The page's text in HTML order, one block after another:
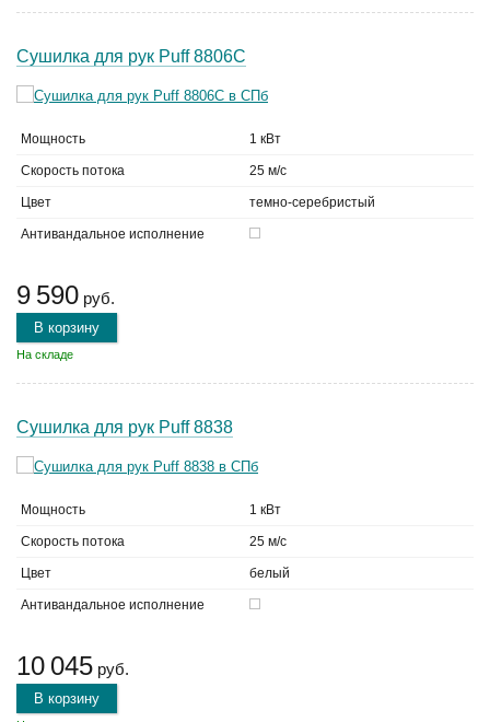
Сушилка для рук Puff 8806C
Мощность 1 кВт
Скорость потока 25 м/с
Цвет темно-серебристый
Антивандальное исполнение
9 590 руб.
В корзину
На складе
Сушилка для рук Puff 8838
Мощность 1 кВт
Скорость потока 25 м/с
Цвет белый
Антивандальное исполнение
10 045 руб.
В корзину